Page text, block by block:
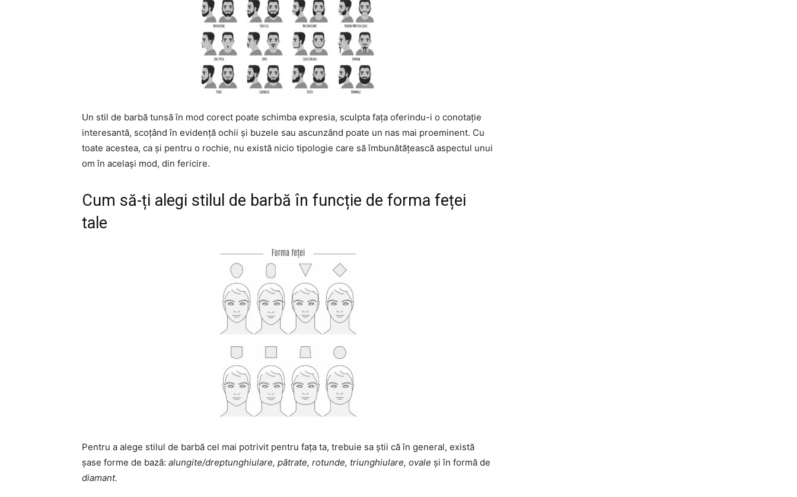
Un stil de barbă tunsă în mod corect poate schimba expresia, sculpta fața oferindu-i o conotație
interesantă, scoțând în evidență ochii și buzele sau ascunzând poate un nas mai proeminent. Cu
toate acestea, ca și pentru o rochie, nu există nicio tipologie care să îmbunătățească aspectul unui
om în același mod, din fericire.
Cum să-ți alegi stilul de barbă în funcție de forma feței
tale
Pentru a alege stilul de barbă cel mai potrivit pentru fața ta, trebuie sa știi că în general, există
șase forme de bază: alungite/dreptunghiulare, pătrate, rotunde, triunghiulare, ovale și în formă de
diamant.